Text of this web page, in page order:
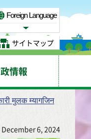
Foreign Language
Language
サイトマップ
情報
मुलक म्यागजिन
6, 2024